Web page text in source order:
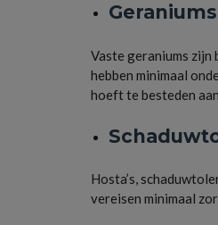
Geraniums
Vaste geraniums zijn
hebben minimaal
hoeft te besteden
Hosta’s,
vereisen minimaal